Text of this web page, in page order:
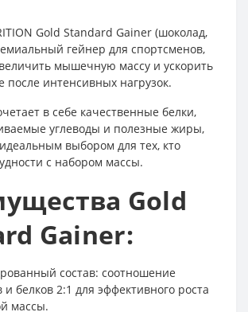
Gold Standard Gainer (шоколад,
гейнер для спортсменов,
мышечную массу и ускорить
после интенсивных нагрузок.
в себе качественные белки,
углеводы и полезные жиры,
выбором для тех, кто
с набором массы.
Gold
Gainer:
состав: соотношение
и белков 2:1 для эффективного роста
массы.